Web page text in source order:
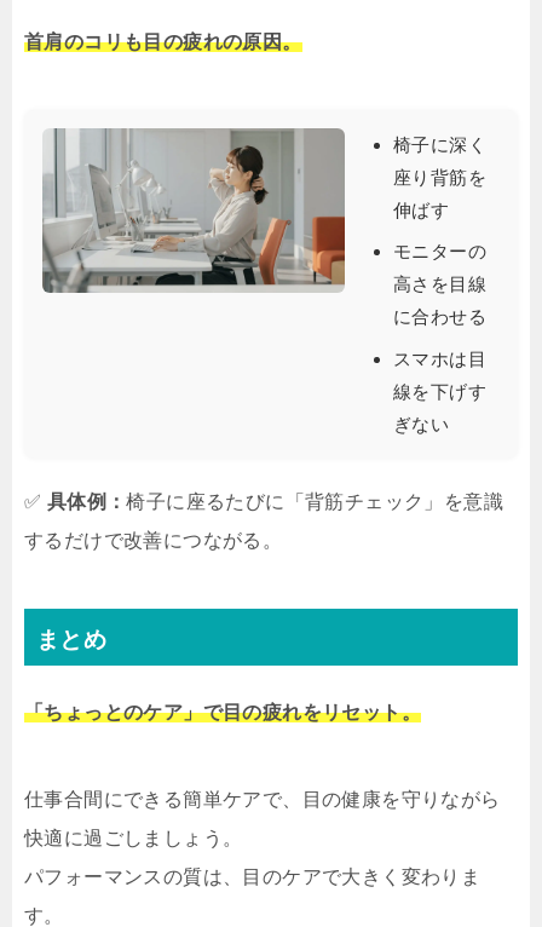
首肩のコリも目の疲れの原因。
椅子に深く
座り背筋を
伸ばす
モニターの
高さを目線
に合わせる
スマホは目
線を下げす
ぎない
✅ 具体例：椅子に座るたびに「背筋チェック」を意識
するだけで改善につながる。
まとめ
「ちょっとのケア」で目の疲れをリセット。
仕事合間にできる簡単ケアで、目の健康を守りながら
快適に過ごしましょう。
パフォーマンスの質は、目のケアで大きく変わりま
す。